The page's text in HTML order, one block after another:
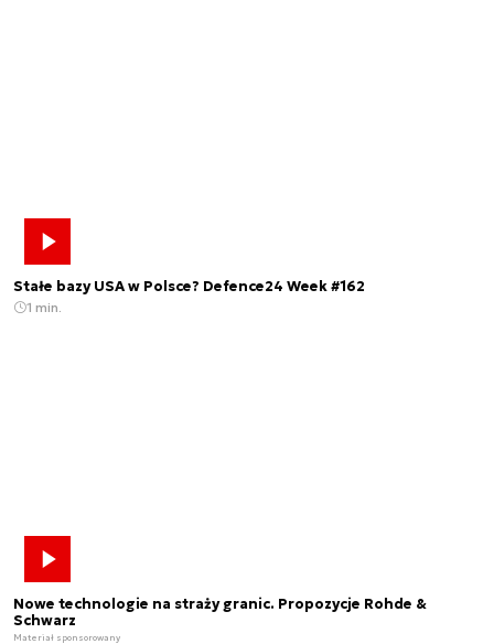
Stałe bazy USA w Polsce? Defence24 Week #162
1 min.
Nowe technologie na straży granic. Propozycje Rohde &
Schwarz
Materiał sponsorowany